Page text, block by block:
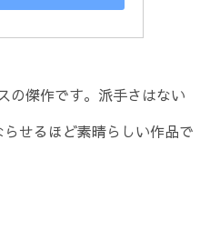
の傑作です。派手さはない
せるほど素晴らしい作品で